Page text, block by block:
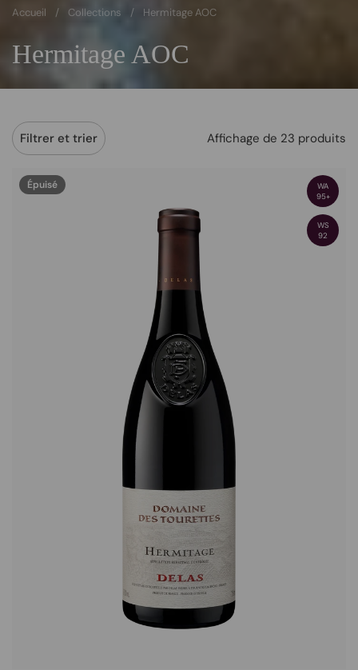
Accueil / Collections / Hermitage AOC
Hermitage AOC
Filtrer et trier Affichage de 23 produits
WA
95+
WS
92
Épuisé